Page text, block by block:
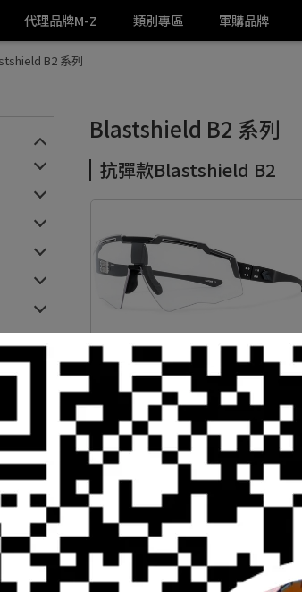
代理品牌M-Z 類別專區 軍購品牌
B2 系列
Blastshield B2 系列
抗彈款Blastshield B2
Gatorz - Blastshield B2 抗彈眼鏡
NT$14,220
Blastshield B2替換鏡片